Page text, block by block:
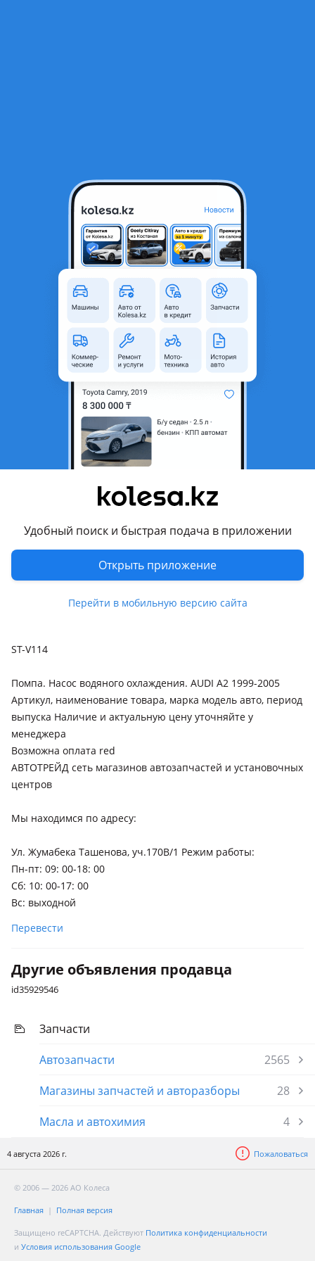
Удобный поиск и быстрая подача в приложении
Открыть приложение
Перейти в мобильную версию сайта
Помпа. Насос водяного охлаждения.
Кокшетау, Акмолинская
область
Новая
Оригинальность
Оригинал
Подходит на авто
1999 - 2005 1 поколение (8Z)
Audi A3
2004 - 2008 2 поколение рестайлинг (8P), 2003 - 2005 2
поколение (8P)
SEAT Altea
2009 - 2013 1 поколение рестайлинг (5P5/5P8), 2004 - 2009 1
(6Y2/6Y3)
Volkswagen Beetle
2005 - 2010 A4 рестайлинг, 1997 - 2005 A4
Volkswagen Caddy
2004 - 2010 3 поколение, 1995 - 2004 2 поколение
2018 - н.в. 7 поколение, 2014 - 2018 6 поколение
поколение
Volkswagen Lupo
1998 - 2005 6X
Volkswagen Golf Plus
2008 - 2014 1 поколение рестайлинг, 2004 - 2008 1
Показать больше
ST-V114
Помпа. Насос водяного охлаждения. AUDI A2 1999-2005
Артикул, наименование товара, марка модель авто, период
выпуска Наличие и актуальную цену уточняйте у
менеджера
Возможна оплата red
АВТОТРЕЙД сеть магазинов автозапчастей и установочных
центров
Мы находимся по адресу:
Ул. Жумабека Ташенова, уч.170В/1 Режим работы:
Пн-пт: 09: 00-18: 00
Сб: 10: 00-17: 00
Вс: выходной
Перевести
Другие объявления продавца
id35929546
Запчасти
Автозапчасти
2565
Магазины запчастей и авторазборы
28
Масла и автохимия
4
4 августа 2026 г. Пожаловаться
© 2006 — 2026 АО Колеса
Главная Полная версия
Защищено reCAPTCHA. Действуют Политика конфиденциальности
и Условия использования Google